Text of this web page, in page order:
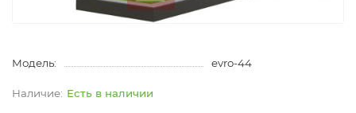
Модель: evro-44
Есть в наличии